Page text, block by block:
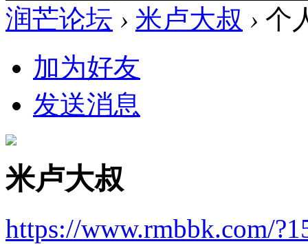
润芒论坛 › 米卢大叔 › 个
加为好友
发送消息
米卢大叔
https://www.rmbbk.com/